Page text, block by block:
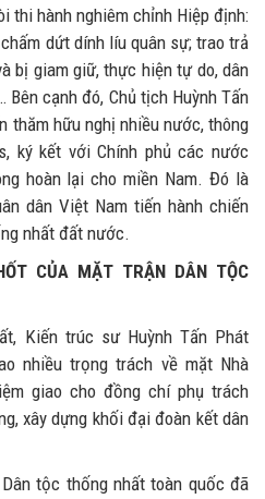
thi hành nghiêm chỉnh Hiệp định:
dứt dính líu quân sự; trao trả
bị giam giữ, thực hiện tự do, dân
Bên cạnh đó, Chủ tịch Huỳnh Tấn
thăm hữu nghị nhiều nước, thông
ký kết với Chính phủ các nước
hoàn lại cho miền Nam. Đó là
dân Việt Nam tiến hành chiến
nhất đất nước.
CỦA MẶT TRẬN DÂN TỘC
Kiến trúc sư Huỳnh Tấn Phát
nhiều trọng trách về mặt Nhà
giao cho đồng chí phụ trách
xây dựng khối đại đoàn kết dân
tộc thống nhất toàn quốc đã